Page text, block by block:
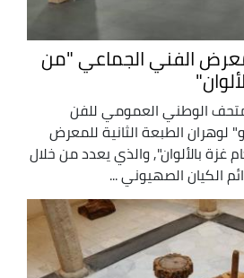
الفني الجماعي "من
الوطني العمومي للفن
الطبعة الثانية للمعرض
بالألوان", والذي يعدد من خلال
الكيان الصهيوني ...